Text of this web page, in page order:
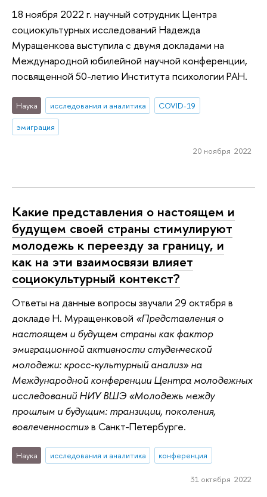
18 ноября 2022 г. научный сотрудник Центра
социокультурных исследований Надежда
Муращенкова выступила с двумя докладами на
Международной юбилейной научной конференции,
посвященной 50-летию Института психологии РАН.
Наука исследования и аналитика
COVID-19
эмиграция
20 ноября 2022
Какие представления о настоящем и
будущем своей страны стимулируют
молодежь к переезду за границу, и
как на эти взаимосвязи влияет
социокультурный контекст?
Ответы на данные вопросы звучали 29 октября в
докладе Н. Муращенковой «Представления о
настоящем и будущем страны как фактор
эмиграционной активности студенческой
молодежи: кросс-культурный анализ» на
Международной конференции Центра молодежных
исследований НИУ ВШЭ «Молодежь между
прошлым и будущим: транзиции, поколения,
вовлеченности»в Санкт-Петербурге.
Наука исследования и аналитика конференция
31 октября 2022